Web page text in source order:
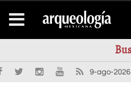
9-ago-2026